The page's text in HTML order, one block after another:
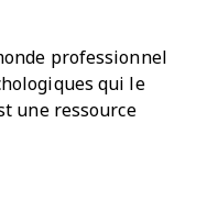
professionnel
qui le
une ressource